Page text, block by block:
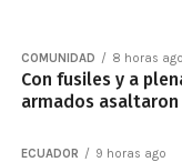
COMUNIDAD 8 horas ago
Con fusiles y a
armados asaltaron
ECUADOR 9 horas ago